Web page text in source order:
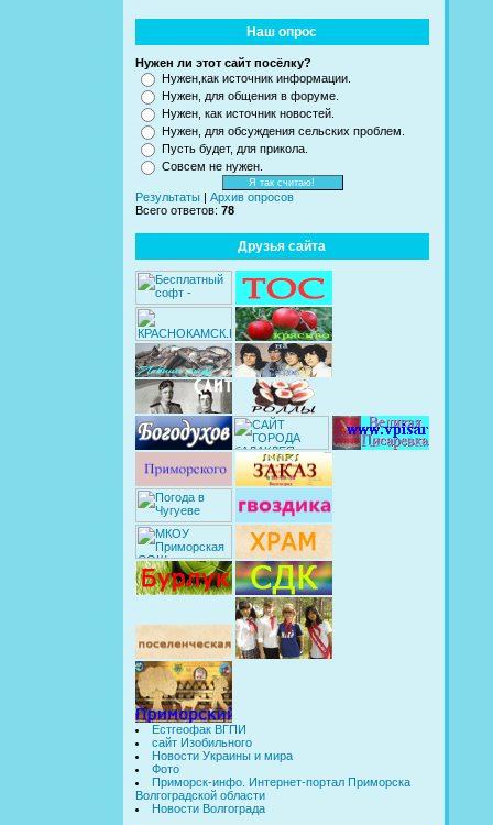
Наш опрос
Нужен ли этот сайт посёлку?
Нужен,как источник информации.
Нужен, для общения в форуме.
Нужен, как источник новостей.
Нужен, для обсуждения сельских проблем.
Пусть будет, для прикола.
Совсем не нужен.
Результаты
Архив опросов
Всего ответов: 78
Друзья сайта
Естгеофак ВГПИ
сайт Изобильного
Новости Украины и мира
Фото
Приморск-инфо. Интернет-портал Приморска
Волгоградской области
Новости Волгограда